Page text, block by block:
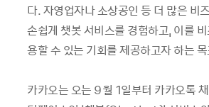
다. 자영업자나 소상공인 등 더 많은 비
손쉽게 챗봇 서비스를 경험하고, 이를
용할 수 있는 기회를 제공하고자 하는
카카오는 오는 9월 1일부터 카카오톡